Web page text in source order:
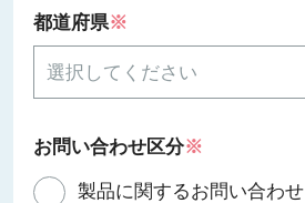
都道府県※
お問い合わせ区分※
製品に関するお問い合わせ